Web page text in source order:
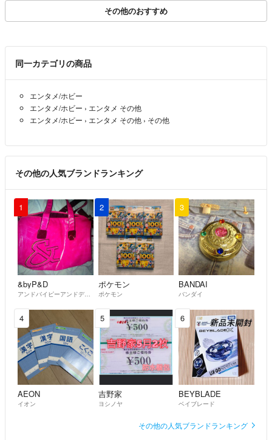
その他のおすすめ
同一カテゴリの商品
エンタメ/ホビー
エンタメ/ホビー › エンタメ その他
エンタメ/ホビー › エンタメ その他 › その他
その他の人気ブランドランキング
1
&byP&D
2
ポケモン
ポケモン
3
BANDAI
バンダイ
4
AEON
イオン
5
吉野家
ヨシノヤ
6
BEYBLADE
ベイブレード
その他の人気ブランドランキング